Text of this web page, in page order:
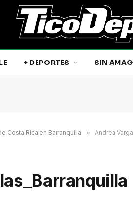
+ DEPORTES SIN
Costa Rica en Barranquilla » Andrea